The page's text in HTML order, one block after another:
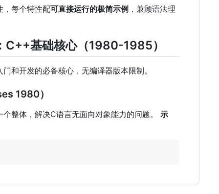
，每个特性配可直接运行的极简示例 ，兼顾语法理
基础核心（1980-1985）
和开发的必备核心，无编译器版本限制。
1980）
整体，解决C语言无面向对象能力的问题。 示